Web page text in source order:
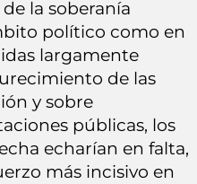
la soberanía
político como en
largamente
de las
y sobre
públicas, los
echarían en falta,
más incisivo en